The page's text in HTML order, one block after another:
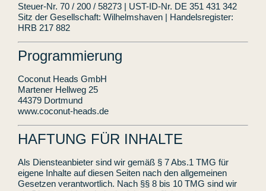
Steuer-Nr. 70 / 200 / 58273 | UST-ID-Nr. DE 351 431 342
Sitz der Gesellschaft: Wilhelmshaven | Handelsregister:
HRB 217 882
Programmierung
Coconut Heads GmbH
Martener Hellweg 25
44379 Dortmund
www.coconut-heads.de
HAFTUNG FÜR INHALTE
Als Diensteanbieter sind wir gemäß § 7 Abs.1 TMG für
eigene Inhalte auf diesen Seiten nach den allgemeinen
Gesetzen verantwortlich. Nach §§ 8 bis 10 TMG sind wir